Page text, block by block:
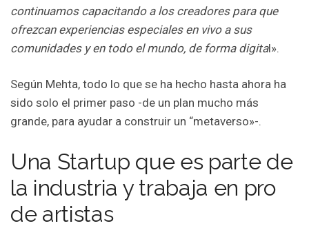
continuamos capacitando a los creadores para que
ofrezcan experiencias especiales en vivo a sus
comunidades y en todo el mundo, de forma digital».
Según Mehta, todo lo que se ha hecho hasta ahora ha
sido solo el primer paso -de un plan mucho más
grande, para ayudar a construir un “metaverso»-.
Una Startup que es parte de
la industria y trabaja en pro
de artistas